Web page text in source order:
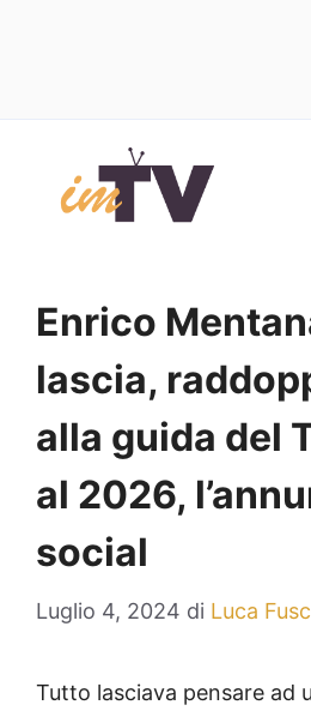
contenuto
Enrico
lascia,
alla guida del
al 2026,
social
Luglio 4, 2024 di Luca
Tutto lasciava pensare ad